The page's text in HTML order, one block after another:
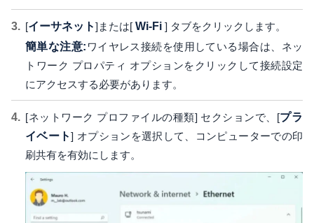
[イーサネット]または[ Wi-Fi ] タブをクリックします。
簡単な注意: ワイヤレス接続を使用している場合は、ネッ
トワーク プロパティ オプションをクリックして接続設定
にアクセスする必要があります。
[ネットワーク プロファイルの種類] セクションで、[プラ
イベート] オプションを選択して、コンピューターでの印
刷共有を有効にします。